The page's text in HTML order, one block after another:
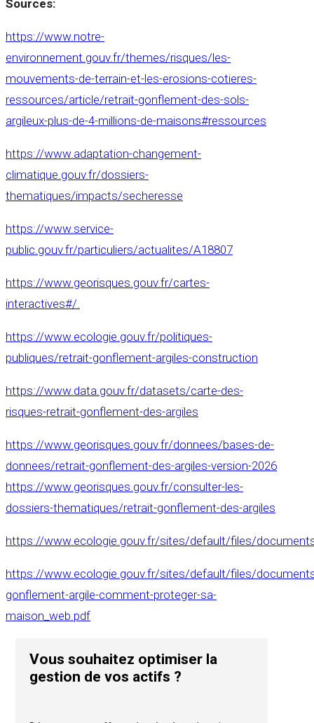
Sources:
https://www.notre-
environnement.gouv.fr/themes/risques/les-
mouvements-de-terrain-et-les-erosions-cotieres-
ressources/article/retrait-gonflement-des-sols-
argileux-plus-de-4-millions-de-maisons#ressources
https://www.adaptation-changement-
climatique.gouv.fr/dossiers-
thematiques/impacts/secheresse
https://www.service-
public.gouv.fr/particuliers/actualites/A18807
https://www.georisques.gouv.fr/cartes-
interactives#/.
https://www.ecologie.gouv.fr/politiques-
publiques/retrait-gonflement-argiles-construction
https://www.data.gouv.fr/datasets/carte-des-
risques-retrait-gonflement-des-argiles
https://www.georisques.gouv.fr/donnees/bases-de-
donnees/retrait-gonflement-des-argiles-version-2026
https://www.georisques.gouv.fr/consulter-les-
dossiers-thematiques/retrait-gonflement-des-argiles
https://www.ecologie.gouv.fr/sites/default/files/
https://www.ecologie.gouv.fr/sites/default/files/
gonflement-argile-comment-proteger-sa-
maison_web.pdf
Vous souhaitez optimiser la
gestion de vos actifs ?